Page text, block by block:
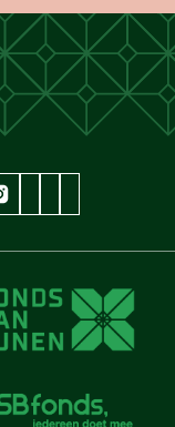
Jan Cunen
Jan Cunen
Museum Jan Cunen
Museum Jan Cunen
Museum